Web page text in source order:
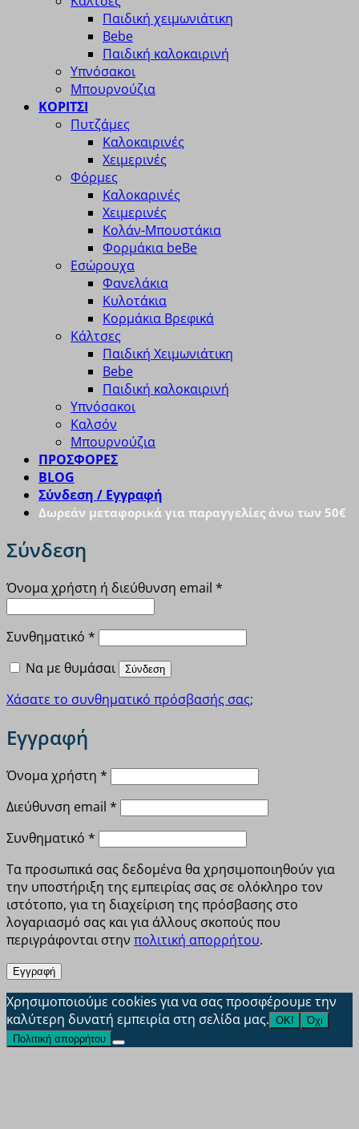
Παιδική χειμωνιάτικη
Bebe
Παιδική καλοκαιρινή
Υπνόσακοι
Μπουρνούζια
ΚΟΡΙΤΣΙ
Πυτζάμες
Καλοκαιρινές
Χειμερινές
Φόρμες
Καλοκαρινές
Χειμερινές
Κολάν-Μπουστάκια
Φορμάκια beBe
Εσώρουχα
Φανελάκια
Κυλοτάκια
Κορμάκια Βρεφικά
Κάλτσες
Παιδική Χειμωνιάτικη
Bebe
Παιδική καλοκαιρινή
Υπνόσακοι
Καλσόν
Μπουρνούζια
ΠΡΟΣΦΟΡΕΣ
BLOG
Σύνδεση / Εγγραφή
Δωρεάν μεταφορικά για παραγγελίες άνω των 50€
Σύνδεση
Όνομα χρήστη ή διεύθυνση email *
Συνθηματικό * Απαιτείται
Να με θυμάσαι
Σύνδεση
Χάσατε το συνθηματικό πρόσβασής σας;
Εγγραφή
Όνομα χρήστη * Απαιτείται
Διεύθυνση email * Απαιτείται
Συνθηματικό * Απαιτείται
Τα προσωπικά σας δεδομένα θα χρησιμοποιηθούν για
την υποστήριξη της εμπειρίας σας σε ολόκληρο τον
ιστότοπο, για τη διαχείριση της πρόσβασης στο
λογαριασμό σας και για άλλους σκοπούς που
περιγράφονται στην πολιτική απορρήτου.
Εγγραφή
Χρησιμοποιούμε cookies για να σας προσφέρουμε την
καλύτερη δυνατή εμπειρία στη σελίδα μας. ΟΚ!
Όχι
Πολιτική απορρήτου